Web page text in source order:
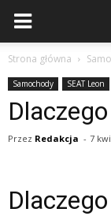
Strona główna
Samochody SEAT Leon
Przez Redakcja - 7